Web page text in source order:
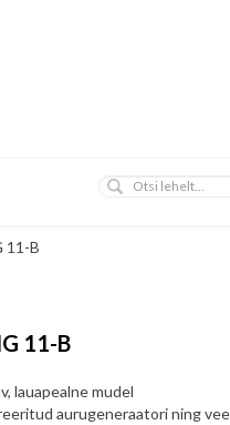
11-B
11-B
lauapealne mudel
aurugeneraatori ning